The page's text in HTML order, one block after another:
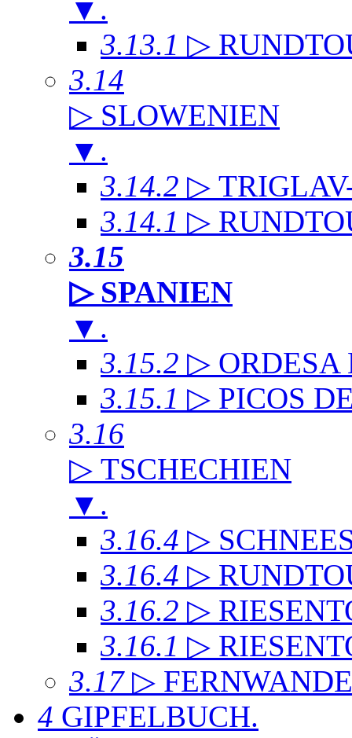
▼ .
3.13.1 ▷
3.14
▷ SLOWENIEN
▼ .
3.14.2 ▷
3.14.1 ▷
3.15
▷ SPANIEN
▼ .
3.15.2 ▷ ORDESA
3.15.1 ▷ PICOS
3.16
▷ TSCHECHIEN
▼ .
3.16.4 ▷
3.16.4 ▷
3.16.2 ▷
3.16.1 ▷
3.17 ▷
4 GIPFELBUCH.